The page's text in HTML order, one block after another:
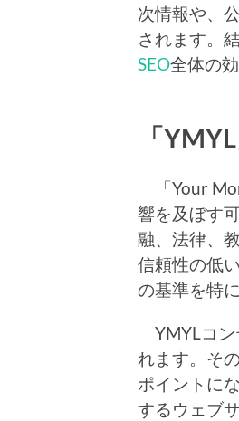
次情報や、
されます。
SEO全体の
「
「Your
響を及ぼす
融、法律、
信頼性の低
の基準を特
YMYLコン
れます。そ
ポイントに
するウェブ